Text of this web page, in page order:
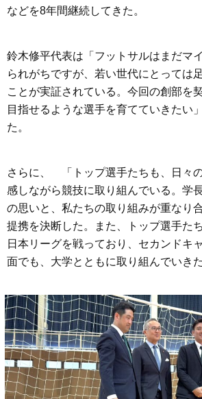
などを8年間継続してきた。
鈴木修平代表は「フットサルはまだマ
られがちですが、若い世代にとっては
ことが実証されている。今回の創部を
目指せるような選手を育てていきたい
た。
さらに、 「トップ選手たちも、日々
感しながら競技に取り組んでいる。学
の思いと、私たちの取り組みが重なり
提携を決断した。また、トップ選手た
日本リーグを戦っており、セカンドキ
面でも、大学とともに取り組んでいき